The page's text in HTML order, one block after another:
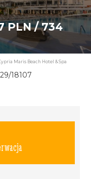
PLN / 734
Maris Beach Hotel & Spa
18107